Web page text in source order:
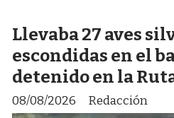
Llevaba 27 aves
escondidas en el
detenido en la
Redacción
08/08/2026